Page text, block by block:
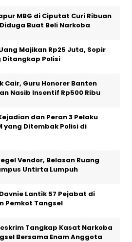
MBG di Ciputat Curi Ribuan
Buat Beli Narkoba
Majikan Rp25 Juta, Sopir
Ditangkap Polisi
Cair, Guru Honorer Banten
Nasib Insentif Rp500 Ribu
dan Peran 3 Pelaku
yang Ditembak Polisi di
Vendor, Belasan Ruang
Untirta Lumpuh
Lantik 57 Pejabat di
Pemkot Tangsel
Tangkap Kasat Narkoba
Bersama Enam Anggota